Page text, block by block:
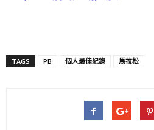
TAGS PB 個人最佳紀錄 馬拉松